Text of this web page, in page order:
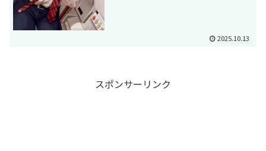
2025.10.13
スポンサーリンク